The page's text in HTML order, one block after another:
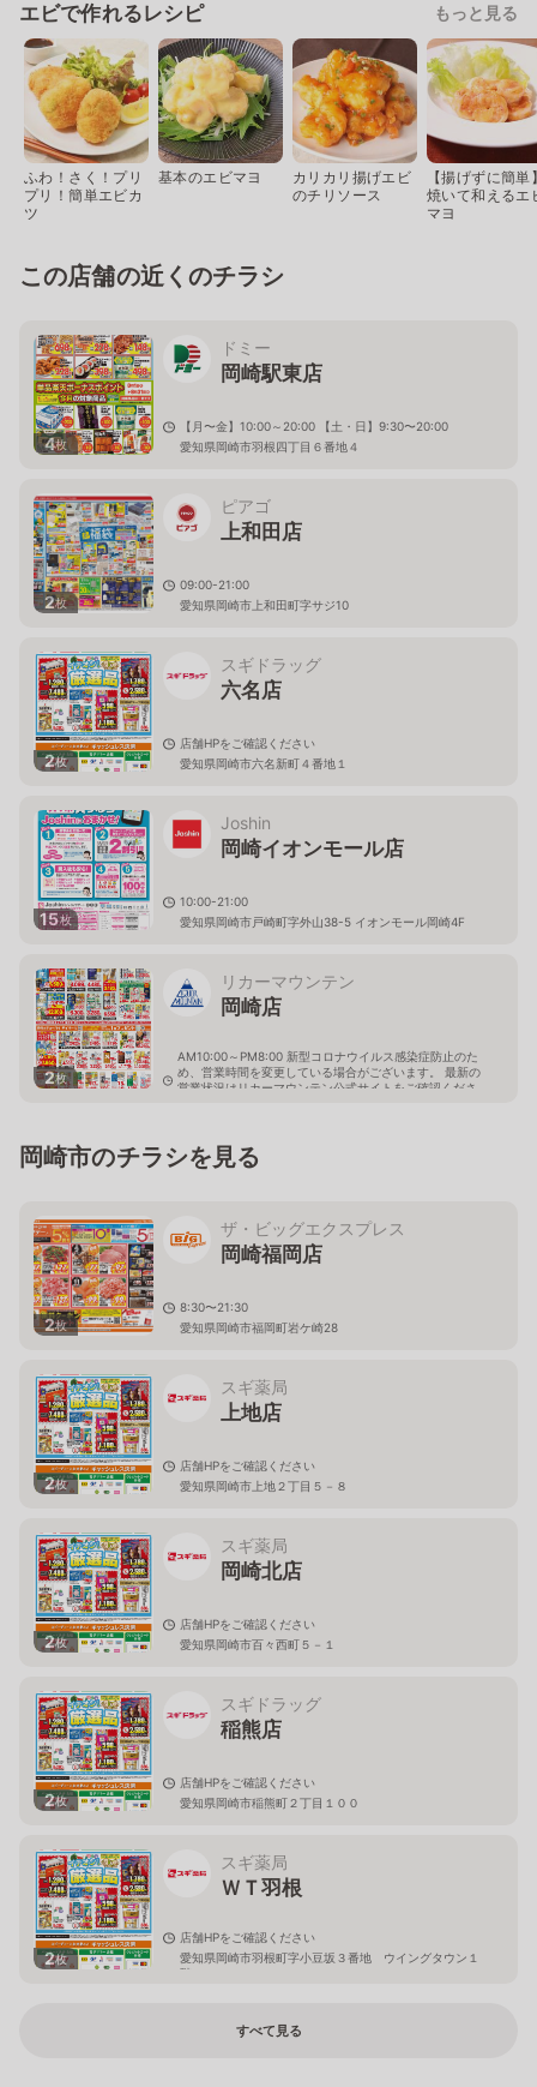
エビで作れるレシピ もっと見る
ふわ！さく！プリ
プリ！簡単エビカ
ツ
基本のエビマヨ
カリカリ揚げエビ
のチリソース
【揚げずに簡単
焼いて和えるエ
マヨ
この店舗の近くのチラシ
4枚
ドミー
岡崎駅東店
【月〜金】10:00～20:00 【土・日】9:30〜20:00
愛知県岡崎市羽根四丁目６番地４
2枚
ピアゴ
上和田店
09:00-21:00
愛知県岡崎市上和田町字サジ10
2枚
スギドラッグ
六名店
店舗HPをご確認ください
愛知県岡崎市六名新町４番地１
15枚
Joshin
岡崎イオンモール店
10:00-21:00
愛知県岡崎市戸崎町字外山38-5 イオンモール岡崎4F
2枚
リカーマウンテン
岡崎店
AM10:00～PM8:00 新型コロナウイルス感染症防止のた
め、営業時間を変更している場合がございます。 最新の
営業状況はリカーマウンテン公式サイトをご確認くださ
岡崎市のチラシを見る
2枚
ザ・ビッグエクスプレス
岡崎福岡店
8:30〜21:30
愛知県岡崎市福岡町岩ケ崎28
2枚
スギ薬局
上地店
店舗HPをご確認ください
愛知県岡崎市上地２丁目５－８
2枚
スギ薬局
岡崎北店
店舗HPをご確認ください
愛知県岡崎市百々西町５－１
2枚
スギドラッグ
稲熊店
店舗HPをご確認ください
愛知県岡崎市稲熊町２丁目１００
2枚
スギ薬局
ＷＴ羽根
店舗HPをご確認ください
愛知県岡崎市羽根町字小豆坂３番地 ウイングタウン１
階
すべて見る